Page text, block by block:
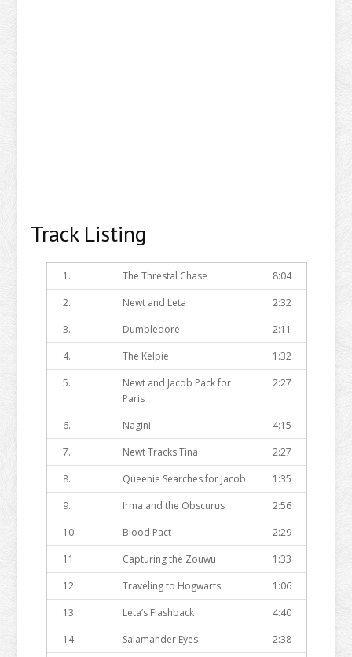
Track Listing
1. The Threstal Chase
8:04
2.
Newt and Leta
2:32
3.
Dumbledore
2:11
4.
The Kelpie
1:32
5.
Newt and Jacob Pack for
Paris
2:27
6. Nagini
4:15
7.
Newt Tracks Tina
2:27
8.
Queenie Searches for Jacob
1:35
9.
Irma and the Obscurus
2:56
10.
Blood Pact
2:29
11.
Capturing the Zouwu
1:33
12.
Traveling to Hogwarts
1:06
13.
Leta’s Flashback
4:40
14.
Salamander Eyes
2:38